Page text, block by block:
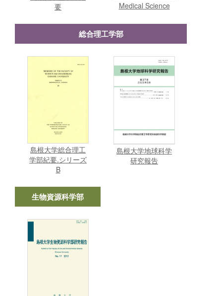
要
Medical Science
総合理工学部
島根大学総合理工
学部紀要.シリーズ
B
島根大学地球科学
研究報告
生物資源科学部